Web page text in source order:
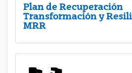
Plan de Recuperación
Transformación y
MRR